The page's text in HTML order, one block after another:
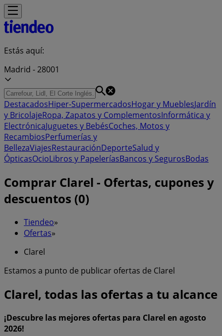
Estás aquí:
Madrid - 28001
DestacadosHiper-SupermercadosHogar y MueblesJardín
y BricolajeRopa, Zapatos y ComplementosInformática y
ElectrónicaJuguetes y BebésCoches, Motos y
RecambiosPerfumerías y
BellezaViajesRestauraciónDeporteSalud y
ÓpticasOcioLibros y PapeleríasBancos y SegurosBodas
Comprar Clarel - Ofertas, cupones y
descuentos (0)
Tiendeo»
Ofertas»
Clarel
Estamos a punto de publicar ofertas de Clarel
Clarel, todas las ofertas a tu alcance
¡Descubre las mejores ofertas para Clarel en agosto
2026!